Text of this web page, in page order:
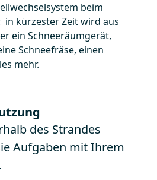
beim
in kürzester Zeit wird aus
ein Schneeräumgerät,
Schneefräse, einen
mehr.
des Strandes
Aufgaben mit Ihrem